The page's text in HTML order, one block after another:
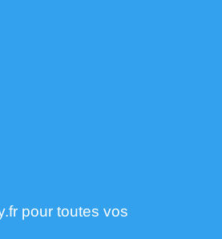
pour toutes vos